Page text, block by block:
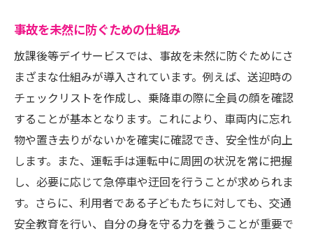
事故を未然に防ぐための仕組み
放課後等デイサービスでは、事故を未然に防ぐためにさ
まざまな仕組みが導入されています。例えば、送迎時の
チェックリストを作成し、乗降車の際に全員の顔を確認
することが基本となります。これにより、車両内に忘れ
物や置き去りがないかを確実に確認でき、安全性が向上
します。また、運転手は運転中に周囲の状況を常に把握
し、必要に応じて急停車や迂回を行うことが求められま
す。さらに、利用者である子どもたちに対しても、交通
安全教育を行い、自分の身を守る力を養うことが重要で